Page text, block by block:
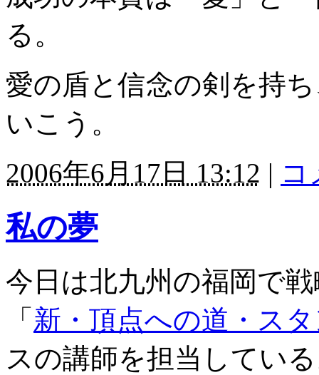
る。
愛の盾と信念の剣を持
いこう。
2006年6月17日 13:12 | コ
私の夢
今日は北九州の福岡で
「 新・頂点への道・ス
スの講師を担当してい